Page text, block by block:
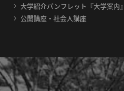
大学紹介パンフレット『大学案内』
公開講座・社会人講座